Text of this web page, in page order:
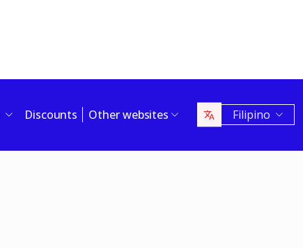
Discounts Other websites Filipino